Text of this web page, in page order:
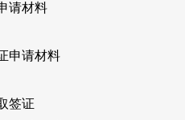
请材料
申请材料
签证